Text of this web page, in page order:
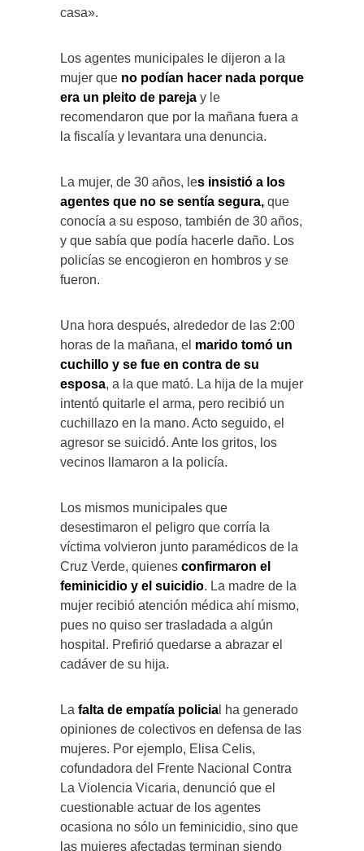
casa».
Los agentes municipales le dijeron a la
mujer que no podían hacer nada porque
era un pleito de pareja y le
recomendaron que por la mañana fuera a
la fiscalía y levantara una denuncia.
La mujer, de 30 años, les insistió a los
agentes que no se sentía segura, que
conocía a su esposo, también de 30 años,
y que sabía que podía hacerle daño. Los
policías se encogieron en hombros y se
fueron.
Una hora después, alrededor de las 2:00
horas de la mañana, el marido tomó un
cuchillo y se fue en contra de su
esposa, a la que mató. La hija de la mujer
intentó quitarle el arma, pero recibió un
cuchillazo en la mano. Acto seguido, el
agresor se suicidó. Ante los gritos, los
vecinos llamaron a la policía.
Los mismos municipales que
desestimaron el peligro que corría la
víctima volvieron junto paramédicos de la
Cruz Verde, quienes confirmaron el
feminicidio y el suicidio. La madre de la
mujer recibió atención médica ahí mismo,
pues no quiso ser trasladada a algún
hospital. Prefirió quedarse a abrazar el
cadáver de su hija.
La falta de empatía policia l ha generado
opiniones de colectivos en defensa de las
mujeres. Por ejemplo, Elisa Celis,
cofundadora del Frente Nacional Contra
La Violencia Vicaria, denunció que el
cuestionable actuar de los agentes
ocasiona no sólo un feminicidio, sino que
las mujeres afectadas terminan siendo